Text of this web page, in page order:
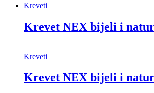
Kreveti
Krevet NEX bijeli i natur
Kreveti
Krevet NEX bijeli i natur